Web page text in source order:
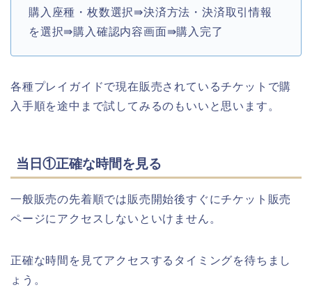
購入座種・枚数選択⇛決済方法・決済取引情報
を選択⇛購入確認内容画面⇛購入完了
各種プレイガイドで現在販売されているチケットで購
入手順を途中まで試してみるのもいいと思います。
当日①正確な時間を見る
一般販売の先着順では販売開始後すぐにチケット販売
ページにアクセスしないといけません。
正確な時間を見てアクセスするタイミングを待ちまし
ょう。